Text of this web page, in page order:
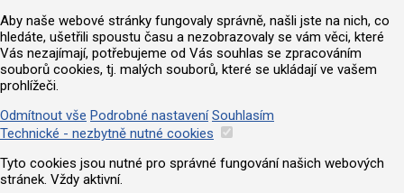
Aby naše webové stránky fungovaly správně, našli jste na nich, co
hledáte, ušetřili spoustu času a nezobrazovaly se vám věci, které
Vás nezajímají, potřebujeme od Vás souhlas se zpracováním
souborů cookies, tj. malých souborů, které se ukládají ve vašem
prohlížeči.
Odmítnout vše Podrobné nastavení Souhlasím
Technické - nezbytně nutné cookies
Tyto cookies jsou nutné pro správné fungování našich webových
stránek. Vždy aktivní.